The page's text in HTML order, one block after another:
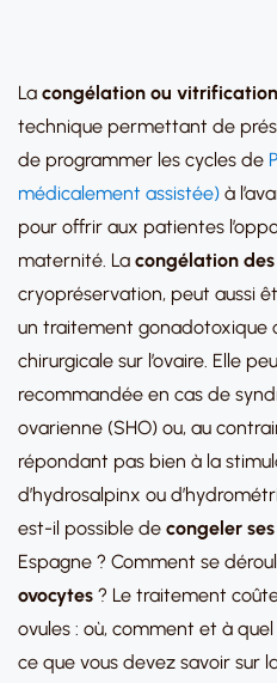
La congélation ou
technique permettant de
de programmer les cycles de
médicalement assistée) à
pour offrir aux patientes
maternité. La congélation
cryopréservation, peut aussi
un traitement gonadotoxique
chirurgicale sur l’ovaire. Elle
recommandée en cas de
ovarienne (SHO) ou, au
répondant pas bien à la
d’hydrosalpinx ou
est-il possible de congeler
Espagne ? Comment se
ovocytes ? Le traitement
ovules : où, comment et à
ce que vous devez savoir sur